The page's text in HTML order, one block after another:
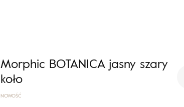
Morphic BOTANICA jasny szary
koło
NOWOŚĆ